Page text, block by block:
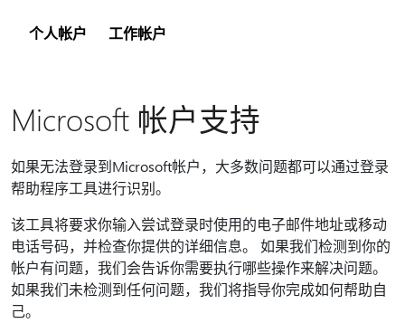
个人帐户 工作帐户
Microsoft 帐户支持
如果无法登录到Microsoft帐户，大多数问题都可以通过登录
帮助程序工具进行识别。
该工具将要求你输入尝试登录时使用的电子邮件地址或移动
电话号码，并检查你提供的详细信息。 如果我们检测到你的
帐户有问题，我们会告诉你需要执行哪些操作来解决问题。
如果我们未检测到任何问题，我们将指导你完成如何帮助自
己。